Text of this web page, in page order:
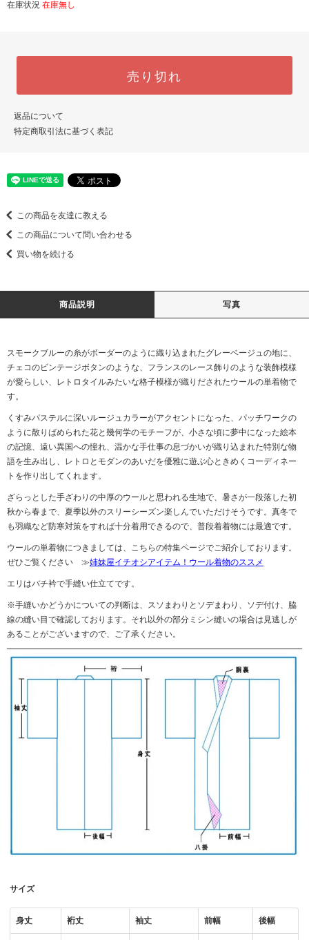
在庫状況 在庫無し
売り切れ
返品について
特定商取引法に基づく表記
この商品を友達に教える
この商品について問い合わせる
買い物を続ける
商品説明 写真
スモークブルーの糸がボーダーのように織り込まれたグレーベージュの地に、
チェコのビンテージボタンのような、フランスのレース飾りのような装飾模様
が愛らしい、レトロタイルみたいな格子模様が織りだされたウールの単着物で
す。
くすみパステルに深いルージュカラーがアクセントになった、パッチワークの
ように散りばめられた花と幾何学のモチーフが、小さな頃に夢中になった絵本
の記憶、遠い異国への憧れ、温かな手仕事の息づかいが織り込まれた特別な物
語を生み出し、レトロとモダンのあいだを優雅に遊ぶ心ときめくコーディネー
トを作り出してくれます。
ざらっとした手ざわりの中厚のウールと思われる生地で、暑さが一段落した初
秋から春まで、夏季以外のスリーシーズン楽しんでいただけそうです。真冬で
も羽織など防寒対策をすれば十分着用できるので、普段着着物には最適です。
ウールの単着物につきましては、こちらの特集ページでご紹介しております。
ぜひご覧ください ≫姉妹屋イチオシアイテム！ウール着物のススメ
エリはバチ衿で手縫い仕立てです。
※手縫いかどうかについての判断は、スソまわりとソデまわり、ソデ付け、脇
線の縫い目で確認しております。それ以外の部分ミシン縫いの場合は見逃しが
あることがございますので、ご了承ください。
サイズ
身丈 裄丈 袖丈 前幅 後幅